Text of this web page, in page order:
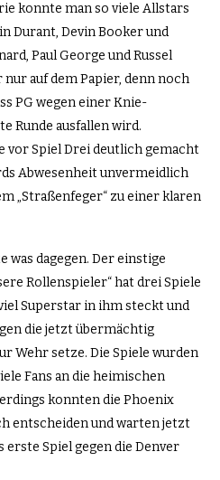
konnte man so viele Allstars
Durant, Devin Booker und
Paul George und Russel
auf dem Papier, denn noch
PG wegen einer Knie-
Runde ausfallen wird.
vor Spiel Drei deutlich gemacht
Abwesenheit unvermeidlich
„Straßenfeger“ zu einer klaren
was dagegen. Der einstige
Rollenspieler“ hat drei Spiele
Superstar in ihm steckt und
die jetzt übermächtig
Wehr setze. Die Spiele wurden
Fans an die heimischen
konnten die Phoenix
entscheiden und warten jetzt
erste Spiel gegen die Denver